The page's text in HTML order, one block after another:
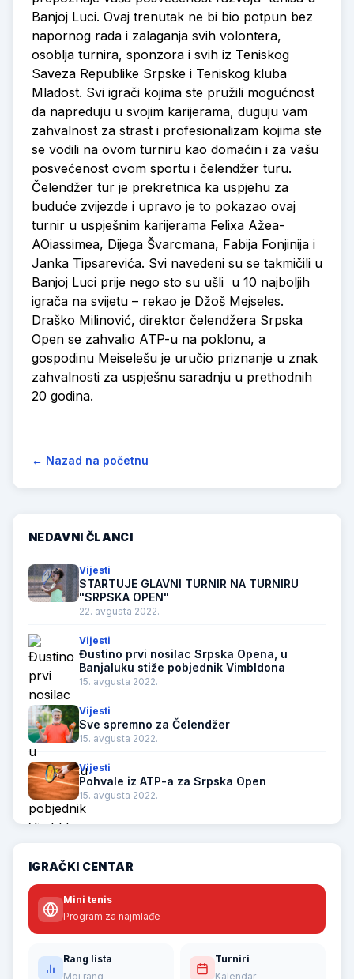
Banjoj Luci. Ovaj trenutak ne bi bio potpun bez
napornog rada i zalaganja svih volontera,
osoblja turnira, sponzora i svih iz Teniskog
Saveza Republike Srpske i Teniskog kluba
Mladost. Svi igrači kojima ste pružili mogućnost
da napreduju u svojim karijerama, duguju vam
zahvalnost za strast i profesionalizam kojima ste
se vodili na ovom turniru kao domaćin i za vašu
posvećenost ovom sportu i čelendžer turu.
Čelendžer tur je prekretnica ka uspjehu za
buduće zvijezde i upravo je to pokazao ovaj
turnir u uspješnim karijerama Felixa Ažea-
AOiassimea, Dijega Švarcmana, Fabija Fonjinija i
Janka Tipsarevića. Svi navedeni su se takmičili u
Banjoj Luci prije nego sto su ušli u 10 najboljih
igrača na svijetu – rekao je Džoš Mejseles.
Draško Milinović, direktor čelendžera Srpska
Open se zahvalio ATP-u na poklonu, a
gospodinu Meiselešu je uručio priznanje u znak
zahvalnosti za uspješnu saradnju u prethodnih
20 godina.
← Nazad na početnu
NEDAVNI ČLANCI
Vijesti
STARTUJE GLAVNI TURNIR NA TURNIRU
"SRPSKA OPEN"
22. avgusta 2022.
Vijesti
Đustino prvi nosilac Srpska Opena, u
Banjaluku stiže pobjednik Vimbldona
15. avgusta 2022.
Vijesti
Sve spremno za Čelendžer
15. avgusta 2022.
Vijesti
Pohvale iz ATP-a za Srpska Open
15. avgusta 2022.
IGRAČKI CENTAR
Mini tenis
Program za najmlađe
Rang lista
Moj rang
Turniri
Kalendar